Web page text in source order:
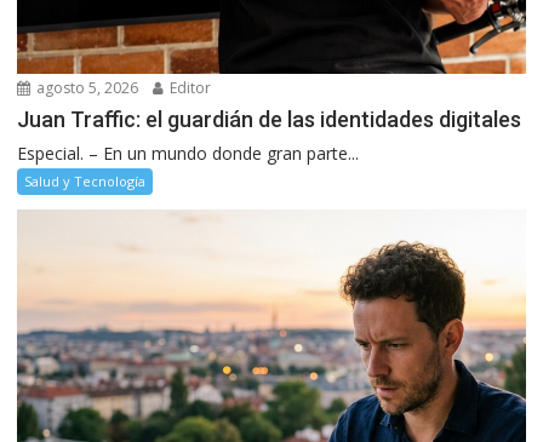
agosto 5, 2026 Editor
Juan Traffic: el guardián de las identidades digitales
Especial. – En un mundo donde gran parte...
Salud y Tecnología